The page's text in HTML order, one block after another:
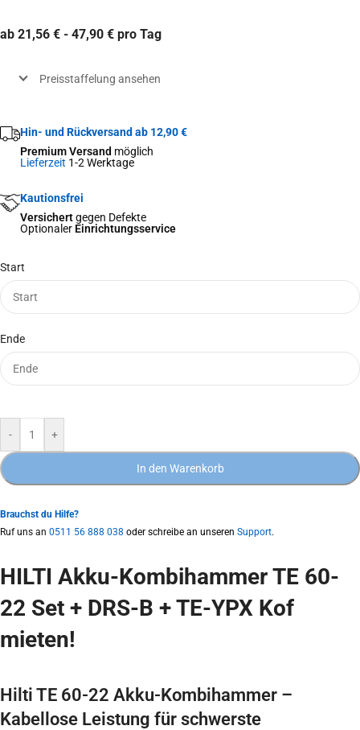
ab 21,56 € - 47,90 € pro Tag
Preisstaffelung ansehen
Hin- und Rückversand ab 12,90 €
Premium Versand möglich
Lieferzeit 1-2 Werktage
Kautionsfrei
Versichertgegen Defekte
Optionaler Einrichtungsservice
Start
Ende
- +
In den Warenkorb
Brauchst du Hilfe?
Ruf uns an 0511 56 888 038 oder schreibe an unseren Support.
HILTI Akku-Kombihammer TE 60-
22 Set + DRS-B + TE-YPX Kof
mieten!
Hilti TE 60-22 Akku-Kombihammer –
Kabellose Leistung für schwerste